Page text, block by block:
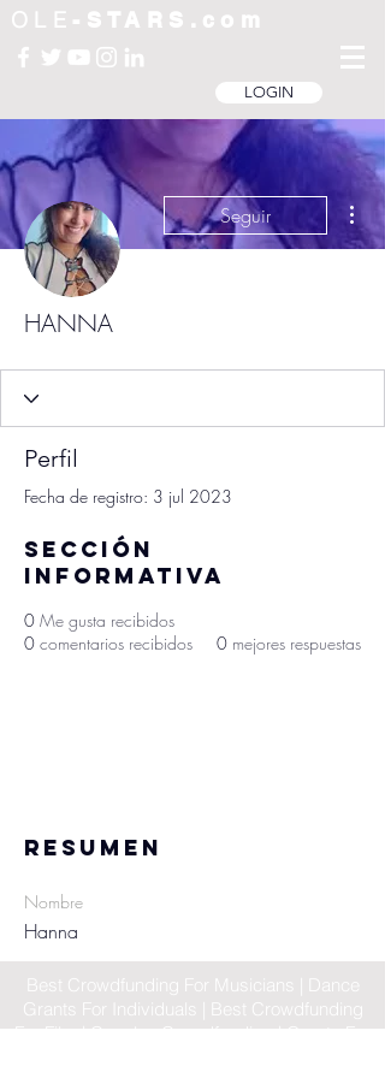
OLE -STARS.com
LOGIN
Seguir
HANNA
Perfil
Fecha de registro: 3 jul 2023
Sección
informativa
0 Me gusta recibidos
0 comentarios recibidos 0 mejores respuestas
Resumen
Nombre
Hanna
Best Crowdfunding For Musicians | Dance
Grants For Individuals | Best Crowdfunding
For Film | Cosplay Crowdfunding | Grants For